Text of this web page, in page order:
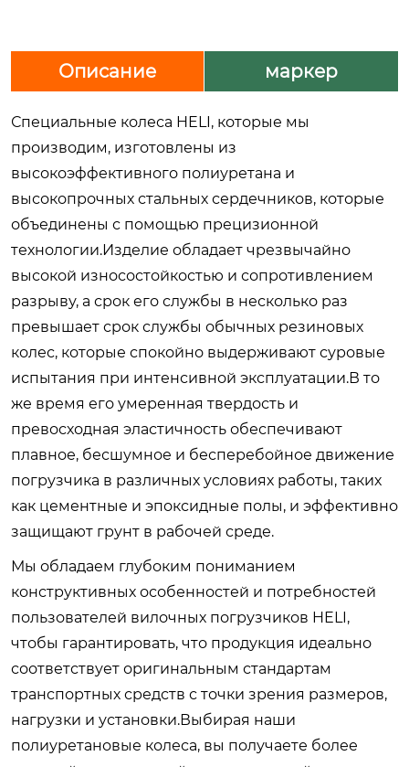
Описание маркер
Специальные колеса HELI, которые мы
производим, изготовлены из
высокоэффективного полиуретана и
высокопрочных стальных сердечников, которые
объединены с помощью прецизионной
технологии.Изделие обладает чрезвычайно
высокой износостойкостью и сопротивлением
разрыву, а срок его службы в несколько раз
превышает срок службы обычных резиновых
колес, которые спокойно выдерживают суровые
испытания при интенсивной эксплуатации.В то
же время его умеренная твердость и
превосходная эластичность обеспечивают
плавное, бесшумное и бесперебойное движение
погрузчика в различных условиях работы, таких
как цементные и эпоксидные полы, и эффективно
защищают грунт в рабочей среде.
Мы обладаем глубоким пониманием
конструктивных особенностей и потребностей
пользователей вилочных погрузчиков HELI,
чтобы гарантировать, что продукция идеально
соответствует оригинальным стандартам
транспортных средств с точки зрения размеров,
нагрузки и установки.Выбирая наши
полиуретановые колеса, вы получаете более